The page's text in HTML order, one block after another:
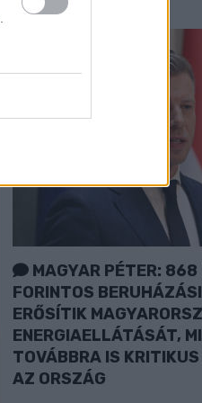
MAGYAR PÉTER: 868
FORINTOS
ERŐSÍTIK
ENERGIAELLÁTÁSÁT,
TOVÁBBRA IS
AZ ORSZÁG